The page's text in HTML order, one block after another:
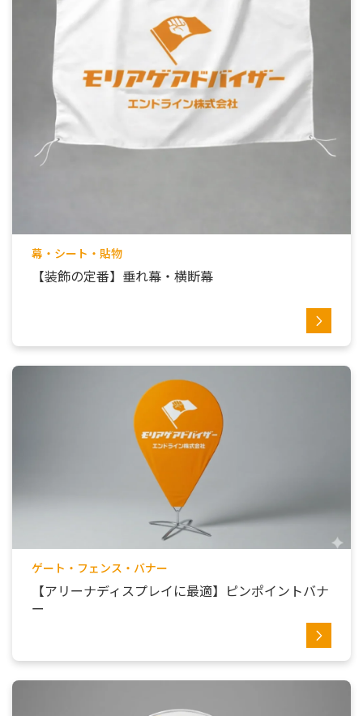
幕・シート・貼物
【装飾の定番】垂れ幕・横断幕
ゲート・フェンス・バナー
【アリーナディスプレイに最適】ピンポイントバナ
ー